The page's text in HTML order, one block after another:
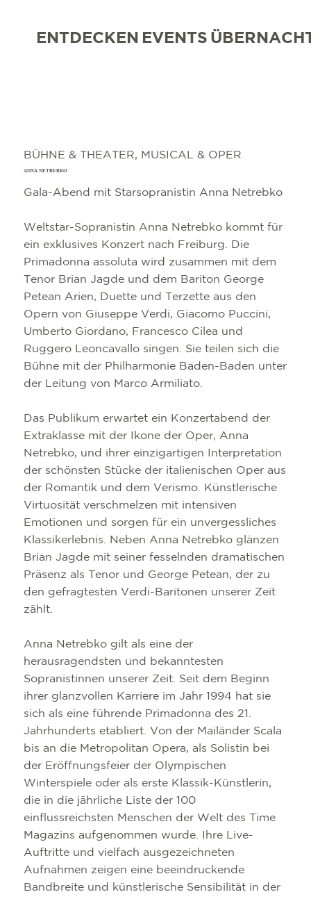
ENTDECKEN EVENTS
BÜHNE & THEATER, MUSICAL & OPER
ANNA NETREBKO
Gala-Abend mit Starsopranistin Anna Netrebko
Weltstar-Sopranistin Anna Netrebko kommt für
ein exklusives Konzert nach Freiburg. Die
Primadonna assoluta wird zusammen mit dem
Tenor Brian Jagde und dem Bariton George
Petean Arien, Duette und Terzette aus den
Opern von Giuseppe Verdi, Giacomo Puccini,
Umberto Giordano, Francesco Cilea und
Ruggero Leoncavallo singen. Sie teilen sich die
Bühne mit der Philharmonie Baden-Baden unter
der Leitung von Marco Armiliato.
Das Publikum erwartet ein Konzertabend der
Extraklasse mit der Ikone der Oper, Anna
Netrebko, und ihrer einzigartigen Interpretation
der schönsten Stücke der italienischen Oper aus
der Romantik und dem Verismo. Künstlerische
Virtuosität verschmelzen mit intensiven
Emotionen und sorgen für ein unvergessliches
Klassikerlebnis. Neben Anna Netrebko glänzen
Brian Jagde mit seiner fesselnden dramatischen
Präsenz als Tenor und George Petean, der zu
den gefragtesten Verdi-Baritonen unserer Zeit
zählt.
Anna Netrebko gilt als eine der
herausragendsten und bekanntesten
Sopranistinnen unserer Zeit. Seit dem Beginn
ihrer glanzvollen Karriere im Jahr 1994 hat sie
sich als eine führende Primadonna des 21.
Jahrhunderts etabliert. Von der Mailänder Scala
bis an die Metropolitan Opera, als Solistin bei
der Eröffnungsfeier der Olympischen
Winterspiele oder als erste Klassik-Künstlerin,
die in die jährliche Liste der 100
einflussreichsten Menschen der Welt des Time
Magazins aufgenommen wurde. Ihre Live-
Auftritte und vielfach ausgezeichneten
Aufnahmen zeigen eine beeindruckende
Bandbreite und künstlerische Sensibilität in der